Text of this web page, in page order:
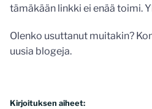
tämäkään linkki ei enää toimi.
Olenko usuttanut muitakin?
uusia blogeja.
Kirjoituksen aiheet: